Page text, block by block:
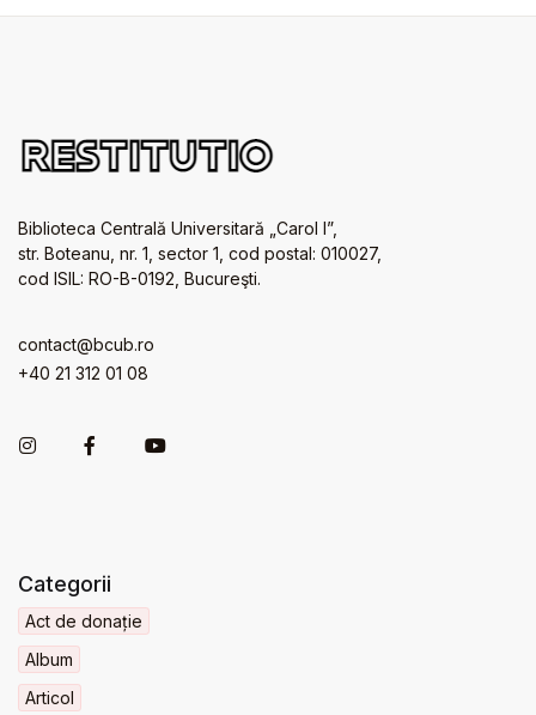
Biblioteca Centrală Universitară „Carol I”,
str. Boteanu, nr. 1, sector 1, cod postal: 010027,
cod ISIL: RO-B-0192, Bucureşti.
contact@bcub.ro
+40 21 312 01 08
Categorii
Act de donație
Album
Articol